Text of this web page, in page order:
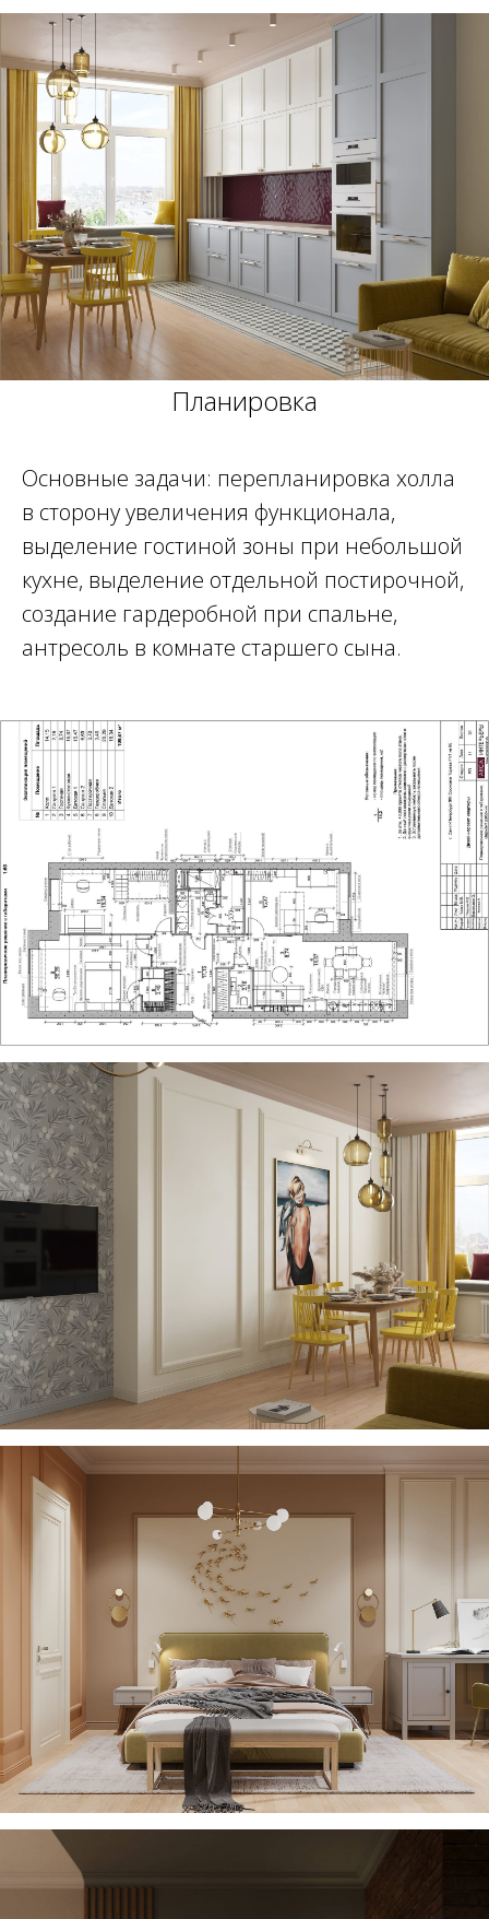
Планировка
Основные задачи: перепланировка холла
в сторону увеличения функционала,
выделение гостиной зоны при небольшой
кухне, выделение отдельной постирочной,
создание гардеробной при спальне,
антресоль в комнате старшего сына.